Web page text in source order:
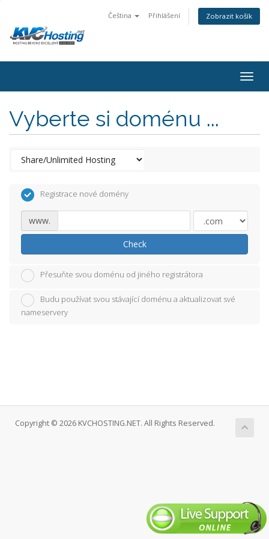
Čeština Přihlášení Zobrazit košík
Vyberte si doménu ...
Registrace nové domény
www.
Check
Přesuňte svou doménu od jiného registrátora
Budu používat svou stávající doménu a aktualizovat své
nameservery
Copyright © 2026 KVCHOSTING.NET. All Rights Reserved.